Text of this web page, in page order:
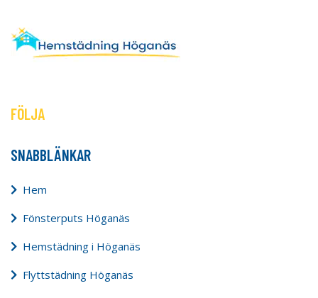
FÖLJA
SNABBLÄNKAR
Hem
Fönsterputs Höganäs
Hemstädning i Höganäs
Flyttstädning Höganäs